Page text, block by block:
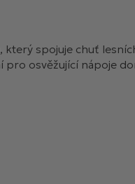
spojuje chuť
osvěžující nápoje